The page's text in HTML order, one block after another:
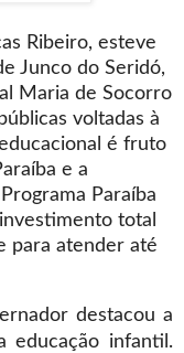
Ribeiro, esteve
Junco do Seridó,
Maria de Socorro
voltadas à
é fruto
e a
Paraíba
total
para atender até
destacou a
educação infantil.